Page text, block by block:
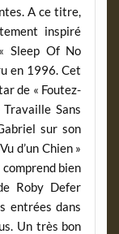
A ce titre,
inspiré
Sleep Of No
en 1996. Cet
de « Foutez-
Sans
sur son
d’un Chien »
bien
Roby Defer
entrées dans
Un très bon